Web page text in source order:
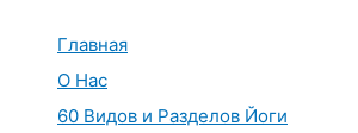
Главная
О Нас
60 Видов и Разделов Йоги